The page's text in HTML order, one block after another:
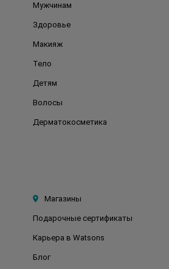
Мужчинам
Здоровье
Макияж
Тело
Детям
Волосы
Дерматокосметика
Магазины
Подарочные сертификаты
Карьера в Watsons
Блог